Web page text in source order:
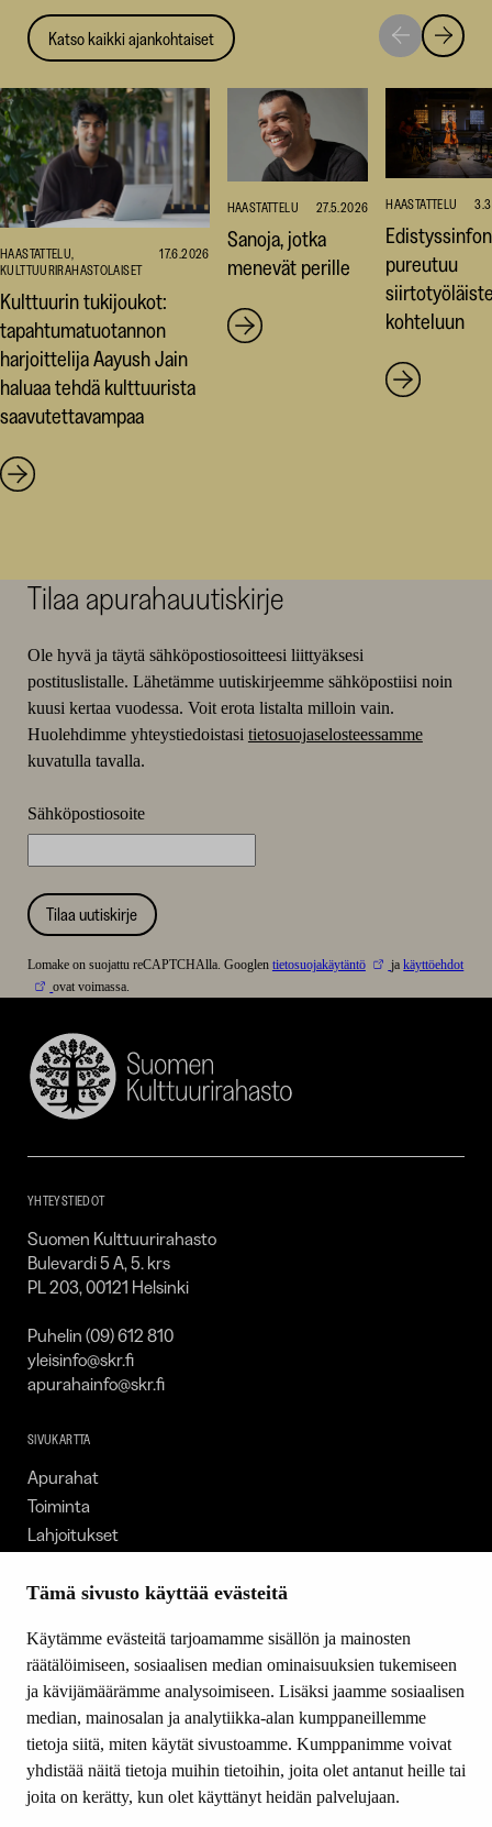
Tämä sivusto käyttää evästeitä
Käytämme evästeitä tarjoamamme sisällön ja mainosten
räätälöimiseen, sosiaalisen median ominaisuuksien tukemiseen
ja kävijämäärämme analysoimiseen. Lisäksi jaamme sosiaalisen
median, mainosalan ja analytiikka-alan kumppaneillemme
tietoja siitä, miten käytät sivustoamme. Kumppanimme voivat
yhdistää näitä tietoja muihin tietoihin, joita olet antanut heille tai
joita on kerätty, kun olet käyttänyt heidän palvelujaan.
Katso kaikki ajankohtaiset
Siirry
seuraavaan
Siirry
HAASTATTELU,
KULTTUURIRAHASTOLAISET
17.6.2026
Kulttuurin tukijoukot:
tapahtumatuotannon
harjoittelija Aayush Jain
haluaa tehdä kulttuurista
saavutettavampaa
HAASTATTELU 27.5.2026
Sanoja, jotka
menevät perille
HAASTATTELU
pureutuu
kohteluun
Tilaa apurahauutiskirje
Ole hyvä ja täytä sähköpostiosoitteesi liittyäksesi
postituslistalle. Lähetämme uutiskirjeemme sähköpostiisi noin
kuusi kertaa vuodessa. Voit erota listalta milloin vain.
Huolehdimme yhteystiedoistasi tietosuojaselosteessamme
kuvatulla tavalla.
Sähköpostiosoite
Tilaa uutiskirje
Lomake on suojattu reCAPTCHAlla. Googlen tietosuojakäytäntö jakäyttöehdot
ovat voimassa.
Suomen
Kulttuurirahasto
YHTEYSTIEDOT
Suomen Kulttuurirahasto
Bulevardi 5 A, 5. krs
PL 203, 00121 Helsinki
Puhelin (09) 612 810
yleisinfo@skr.fi
apurahainfo@skr.fi
SIVUKARTTA
Apurahat
Toiminta
Lahjoitukset
Ajankohtaista
Yhteystiedot
SEURAA MEITÄ
Facebook
Instagram